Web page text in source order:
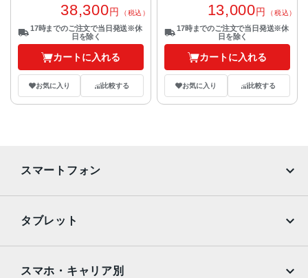
38,300円 （税込）
17時までのご注文で当日発送※休
日を除く
カートに入れる
お気に入り 比較する
13,000円 （税込）
17時までのご注文で当日発送※休
日を除く
カートに入れる
お気に入り 比較する
スマートフォン
AQUOS
タブレット
スマホ・キャリア別